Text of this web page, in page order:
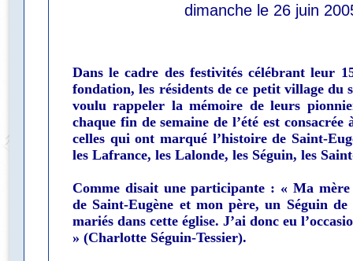
dimanche le 26 juin
Dans le cadre des festivités célébrant leur
fondation, les résidents de ce petit village du
voulu rappeler la mémoire de leurs
chaque fin de semaine de l’été est
celles qui ont marqué l’histoire de Saint-
les Lafrance, les Lalonde, les Séguin, les
Comme disait une participante : « Ma
de Saint-Eugène et mon père, un Séguin
mariés dans cette église. J’ai donc eu
» (Charlotte Séguin-Tessier).